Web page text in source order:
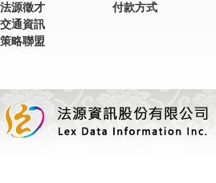
法源徵才
交通資訊
策略聯盟
付款方式